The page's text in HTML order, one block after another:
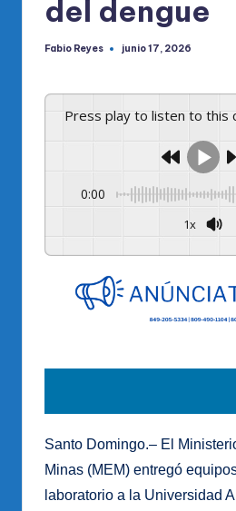
del dengue
Publicado
Fabio Reyes junio 17, 2026
Press play to listen to this
0:00
1x
Santo Domingo.– El
Minas (MEM) entregó
laboratorio a la Universidad